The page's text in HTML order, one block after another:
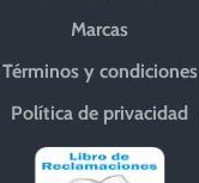
Marcas
Términos y condiciones
Política de privacidad